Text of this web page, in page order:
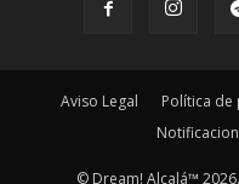
Aviso Legal Política de
© Dream! Alcalá™